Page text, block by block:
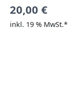
20,00 €
inkl. 19 % MwSt.*